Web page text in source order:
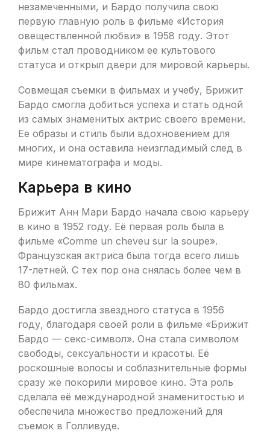
незамеченными, и Бардо получила свою
первую главную роль в фильме «История
овеществленной любви» в 1958 году. Этот
фильм стал проводником ее культового
статуса и открыл двери для мировой карьеры.
Совмещая съемки в фильмах и учебу, Брижит
Бардо смогла добиться успеха и стать одной
из самых знаменитых актрис своего времени.
Ее образы и стиль были вдохновением для
многих, и она оставила неизгладимый след в
мире кинематографа и моды.
Карьера в кино
Брижит Анн Мари Бардо начала свою карьеру
в кино в 1952 году. Её первая роль была в
фильме «Comme un cheveu sur la soupe».
Французская актриса была тогда всего лишь
17-летней. С тех пор она снялась более чем в
80 фильмах.
Бардо достигла звездного статуса в 1956
году, благодаря своей роли в фильме «Брижит
Бардо — секс-символ». Она стала символом
свободы, сексуальности и красоты. Её
роскошные волосы и соблазнительные формы
сразу же покорили мировое кино. Эта роль
сделала её международной знаменитостью и
обеспечила множество предложений для
съемок в Голливуде.